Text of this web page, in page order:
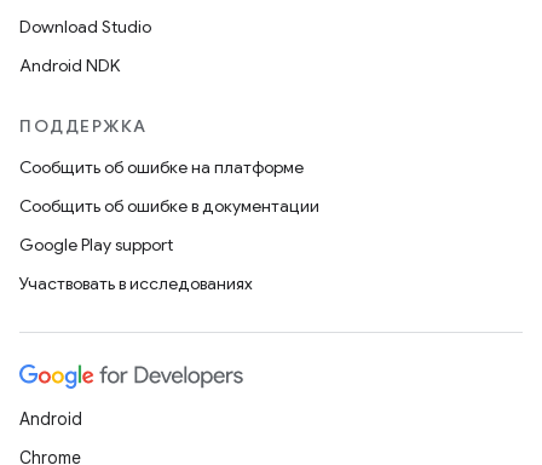
Download Studio
Android NDK
ПОДДЕРЖКА
Сообщить об ошибке на платформе
Сообщить об ошибке в документации
Google Play support
Участвовать в исследованиях
Android
Chrome